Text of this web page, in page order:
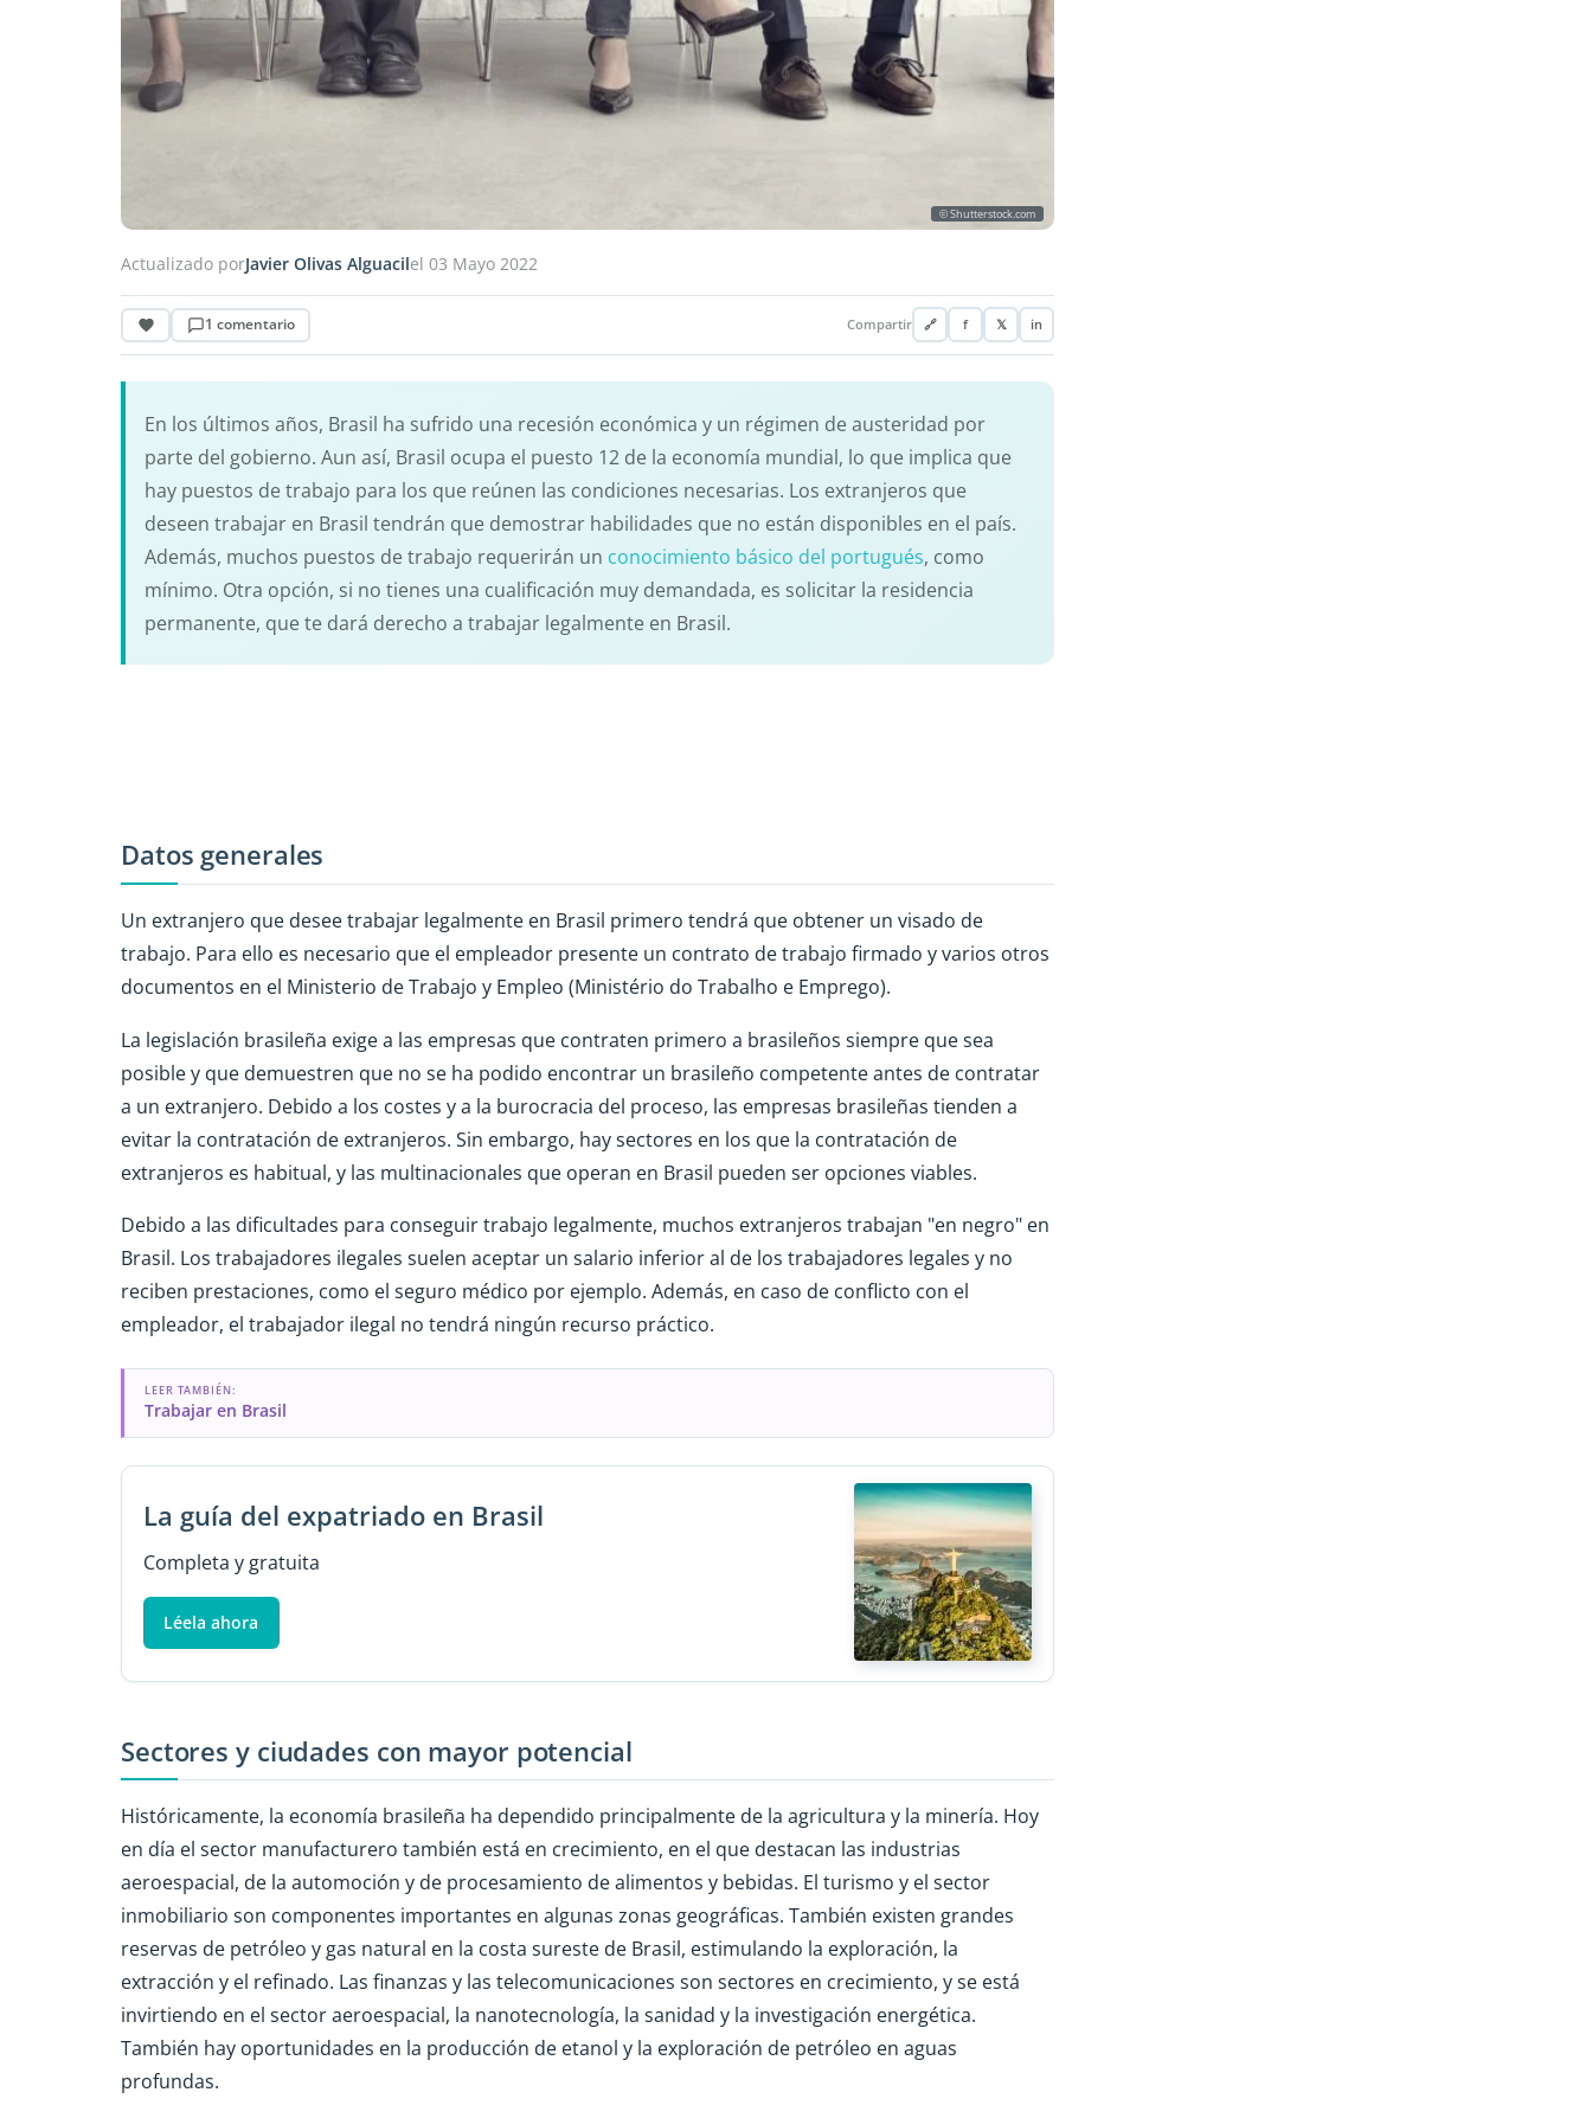
© Shutterstock.com
Actualizado porJavier Olivas Alguacilel 03 Mayo 2022
1 comentario Compartir 🔗 f 𝕏 in
En los últimos años, Brasil ha sufrido una recesión económica y un régimen de austeridad por
parte del gobierno. Aun así, Brasil ocupa el puesto 12 de la economía mundial, lo que implica que
hay puestos de trabajo para los que reúnen las condiciones necesarias. Los extranjeros que
deseen trabajar en Brasil tendrán que demostrar habilidades que no están disponibles en el país.
Además, muchos puestos de trabajo requerirán un conocimiento básico del portugués, como
mínimo. Otra opción, si no tienes una cualificación muy demandada, es solicitar la residencia
permanente, que te dará derecho a trabajar legalmente en Brasil.
Datos generales
Un extranjero que desee trabajar legalmente en Brasil primero tendrá que obtener un visado de
trabajo. Para ello es necesario que el empleador presente un contrato de trabajo firmado y varios otros
documentos en el Ministerio de Trabajo y Empleo (Ministério do Trabalho e Emprego).
La legislación brasileña exige a las empresas que contraten primero a brasileños siempre que sea
posible y que demuestren que no se ha podido encontrar un brasileño competente antes de contratar
a un extranjero. Debido a los costes y a la burocracia del proceso, las empresas brasileñas tienden a
evitar la contratación de extranjeros. Sin embargo, hay sectores en los que la contratación de
extranjeros es habitual, y las multinacionales que operan en Brasil pueden ser opciones viables.
Debido a las dificultades para conseguir trabajo legalmente, muchos extranjeros trabajan "en negro" en
Brasil. Los trabajadores ilegales suelen aceptar un salario inferior al de los trabajadores legales y no
reciben prestaciones, como el seguro médico por ejemplo. Además, en caso de conflicto con el
empleador, el trabajador ilegal no tendrá ningún recurso práctico.
LEER TAMBIÉN:
Trabajar en Brasil
La guía del expatriado en Brasil
Completa y gratuita
Léela ahora
Sectores y ciudades con mayor potencial
Históricamente, la economía brasileña ha dependido principalmente de la agricultura y la minería. Hoy
en día el sector manufacturero también está en crecimiento, en el que destacan las industrias
aeroespacial, de la automoción y de procesamiento de alimentos y bebidas. El turismo y el sector
inmobiliario son componentes importantes en algunas zonas geográficas. También existen grandes
reservas de petróleo y gas natural en la costa sureste de Brasil, estimulando la exploración, la
extracción y el refinado. Las finanzas y las telecomunicaciones son sectores en crecimiento, y se está
invirtiendo en el sector aeroespacial, la nanotecnología, la sanidad y la investigación energética.
También hay oportunidades en la producción de etanol y la exploración de petróleo en aguas
profundas.